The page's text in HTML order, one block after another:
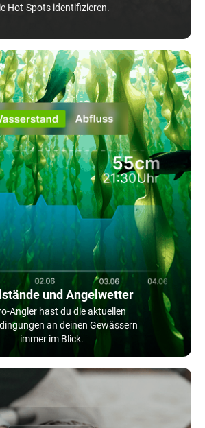
Hot-Spots identifizieren.
und Angelwetter
Angler hast du die aktuellen
an deinen Gewässern
immer im Blick.